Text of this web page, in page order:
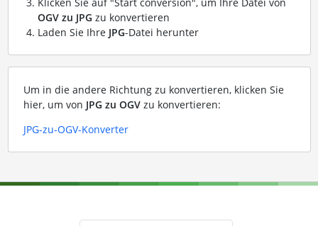
OGV zu JPG zu konvertieren
Laden Sie Ihre JPG-Datei herunter
Um in die andere Richtung zu konvertieren, klicken Sie
hier, um von JPG zu OGVzu konvertieren:
JPG-zu-OGV-Konverter